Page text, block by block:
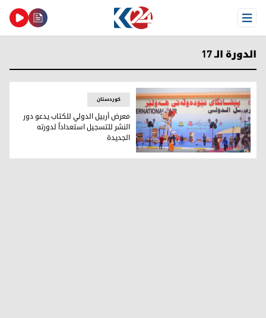
Open Menu
الدورة الـ 17
صورة من معرض أربيل الدولي للكتاب 2024
کوردستان
معرض أربيل الدولي للكتاب يدعو دور
النشر للتسجيل استعداداً لدورته
الجديدة